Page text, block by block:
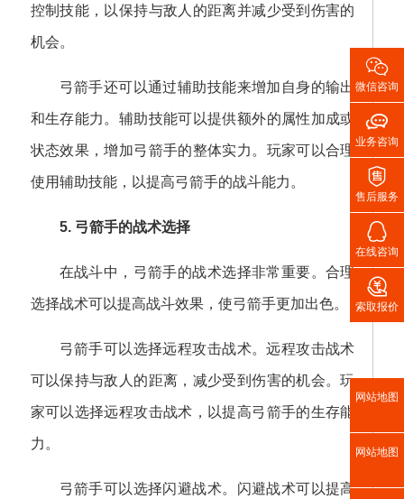
控制技能，以保持与敌人的距离并减少受到伤害的
机会。
弓箭手还可以通过辅助技能来增加自身的输出
和生存能力。辅助技能可以提供额外的属性加成或
状态效果，增加弓箭手的整体实力。玩家可以合理
使用辅助技能，以提高弓箭手的战斗能力。
5. 弓箭手的战术选择
在战斗中，弓箭手的战术选择非常重要。合理
选择战术可以提高战斗效果，使弓箭手更加出色。
弓箭手可以选择远程攻击战术。远程攻击战术
可以保持与敌人的距离，减少受到伤害的机会。玩
家可以选择远程攻击战术，以提高弓箭手的生存能
力。
弓箭手可以选择闪避战术。闪避战术可以提高

微信咨询

业务咨询

售后服务

在线咨询

索取报价
网站地图
网站地图